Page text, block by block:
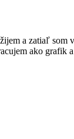
a zatiaľ som
ako grafik